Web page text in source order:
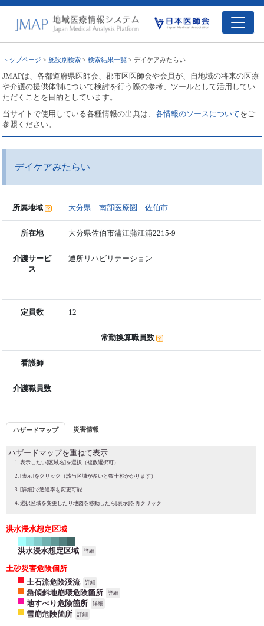
トップページ >施設別検索 >検索結果一覧 > デイケアみたらい
JMAPは、各都道府県医師会、郡市区医師会や会員が、自地域の将来の医療
や介護の提供体制について検討を行う際の参考、ツールとして活用してい
ただくことを目的としています。
当サイトで使用している各種情報の出典は、各情報のソースについてをご
参照ください。
デイケアみたらい
所属地域 大分県 ｜南部医療圏 ｜佐伯市
所在地 大分県佐伯市蒲江蒲江浦2215-9
介護サービ
ス
通所リハビリテーション
定員数 12
常勤換算職員数
看護師
介護職員数
ハザードマップ 災害情報
ハザードマップを重ねて表示
表示したい[区域名]を選択（複数選択可）
[表示]をクリック（該当区域が多いと数十秒かかります）
[詳細]で透過率を変更可能
選択区域を変更したり地図を移動したら[表示]を再クリック
洪水浸水想定区域
洪水浸水想定区域 詳細
土砂災害危険個所
土石流危険渓流
詳細
急傾斜地崩壊危険箇所 詳細
地すべり危険箇所 詳細
雪崩危険箇所 詳細